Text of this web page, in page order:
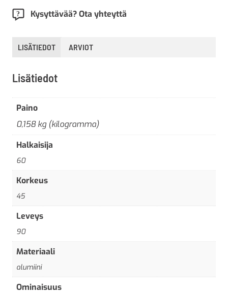
Kysyttävää? Ota yhteyttä
LISÄTIEDOT ARVIOT
Lisätiedot
Paino
0,158 kg (kilogramma)
Halkaisija
60
Korkeus
45
Leveys
90
Materiaali
alumiini
Ominaisuus